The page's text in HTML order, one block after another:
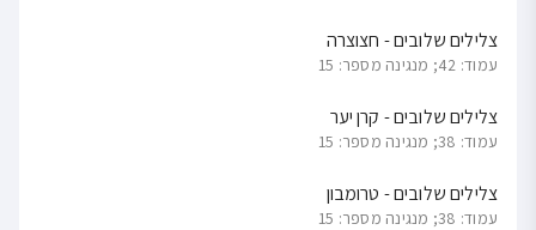
צלילים שלובים - חצוצרה
עמוד: 42; מנגינה מספר: 15
צלילים שלובים - קרן יער
עמוד: 38; מנגינה מספר: 15
צלילים שלובים - טרומבון
עמוד: 38; מנגינה מספר: 15